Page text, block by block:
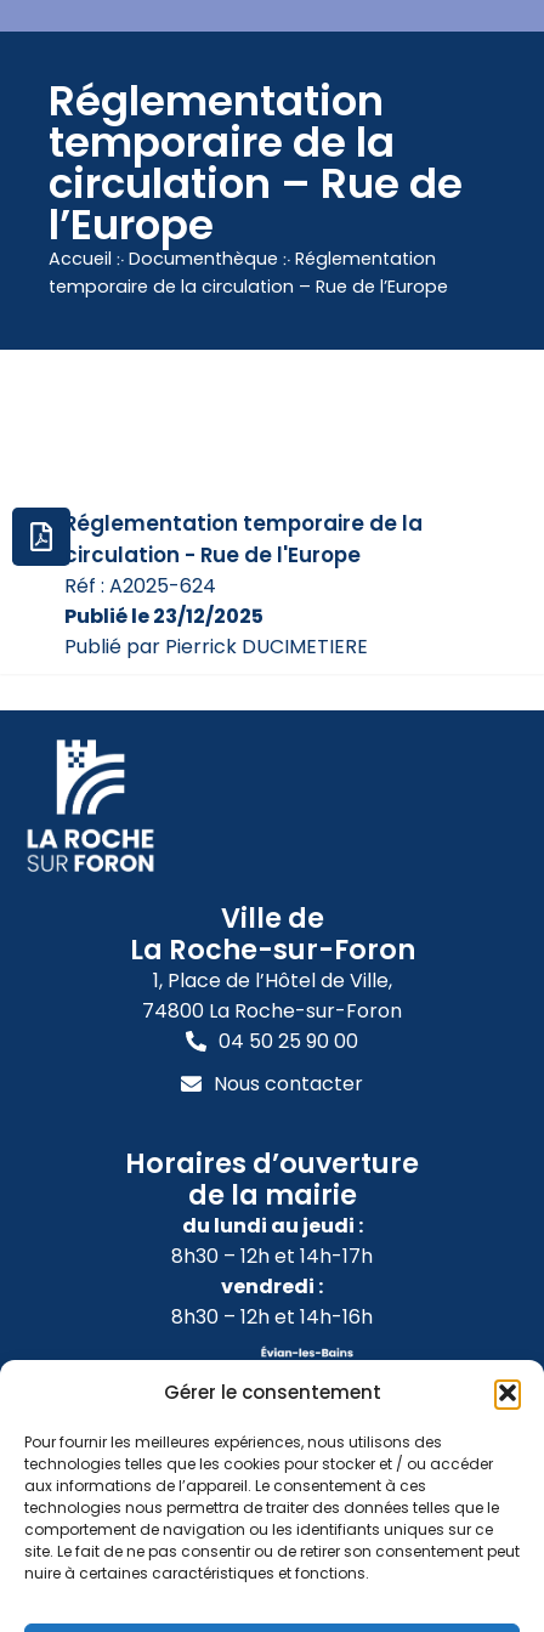
Gérer le consentement
Pour fournir les meilleures expériences, nous utilisons des
technologies telles que les cookies pour stocker et / ou accéder
aux informations de l’appareil. Le consentement à ces
technologies nous permettra de traiter des données telles que le
comportement de navigation ou les identifiants uniques sur ce
site. Le fait de ne pas consentir ou de retirer son consentement peut
nuire à certaines caractéristiques et fonctions.
principal
Réglementation
temporaire de la
circulation – Rue de
l’Europe
Accueil ჻ Documenthèque ჻ Réglementation
temporaire de la circulation – Rue de l’Europe
Réglementation temporaire de la
circulation - Rue de l'Europe
Réf : A2025-624
Publié le 23/12/2025
Publié par Pierrick DUCIMETIERE
Ville de
La Roche-sur-Foron
1, Place de l’Hôtel de Ville,
74800 La Roche-sur-Foron
04 50 25 90 00
Nous contacter
Horaires d’ouverture
de la mairie
du lundi au jeudi :
8h30 – 12h et 14h-17h
vendredi :
8h30 – 12h et 14h-16h